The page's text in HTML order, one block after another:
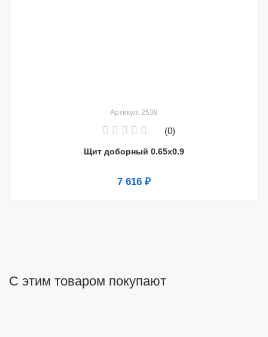
Артикул: 2538
(0)
Щит доборный 0.65x0.9
7 616 ₽
С этим товаром покупают